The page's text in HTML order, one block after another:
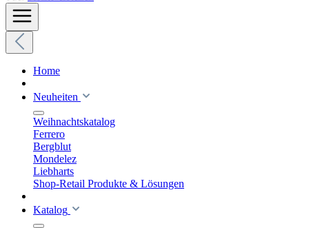
Home
Neuheiten
Weihnachtskatalog
Ferrero
Bergblut
Mondelez
Liebharts
Shop-Retail Produkte & Lösungen
Katalog